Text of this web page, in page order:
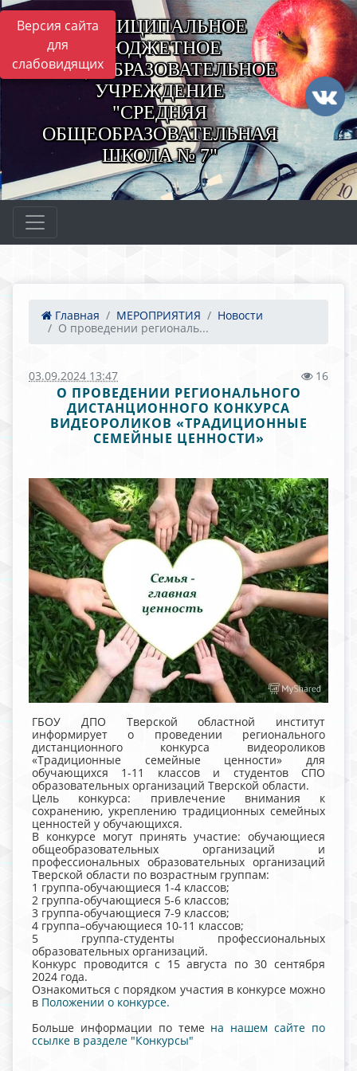
Версия сайта
для
слабовидящих
МУНИЦИПАЛЬНОЕ
БЮДЖЕТНОЕ
ОБЩЕОБРАЗОВАТЕЛЬНОЕ
УЧРЕЖДЕНИЕ
"СРЕДНЯЯ
ОБЩЕОБРАЗОВАТЕЛЬНАЯ
ШКОЛА № 7"
Главная МЕРОПРИЯТИЯ
Новости
О проведении региональ...
03.09.2024 13:47 16
О ПРОВЕДЕНИИ РЕГИОНАЛЬНОГО
ДИСТАНЦИОННОГО КОНКУРСА
ВИДЕОРОЛИКОВ «ТРАДИЦИОННЫЕ
СЕМЕЙНЫЕ ЦЕННОСТИ»
ГБОУ ДПО Тверской областной институт
информирует о проведении регионального
дистанционного конкурса видеороликов
«Традиционные семейные ценности» для
обучающихся 1-11 классов и студентов СПО
образовательных организаций Тверской области.
Цель конкурса: привлечение внимания к
сохранению, укреплению традиционных семейных
ценностей у обучающихся.
В конкурсе могут принять участие: обучающиеся
общеобразовательных организаций и
профессиональных образовательных организаций
Тверской области по возрастным группам:
1 группа-обучающиеся 1-4 классов;
2 группа-обучающиеся 5-6 классов;
3 группа-обучающиеся 7-9 классов;
4 группа–обучающиеся 10-11 классов;
5 группа-студенты профессиональных
образовательных организаций.
Конкурс проводится с 15 августа по 30 сентября
2024 года.
Ознакомиться с порядком участия в конкурсе можно
в Положении о конкурсе.
Больше информации по теме на нашем сайте по
ссылке в разделе "Конкурсы"